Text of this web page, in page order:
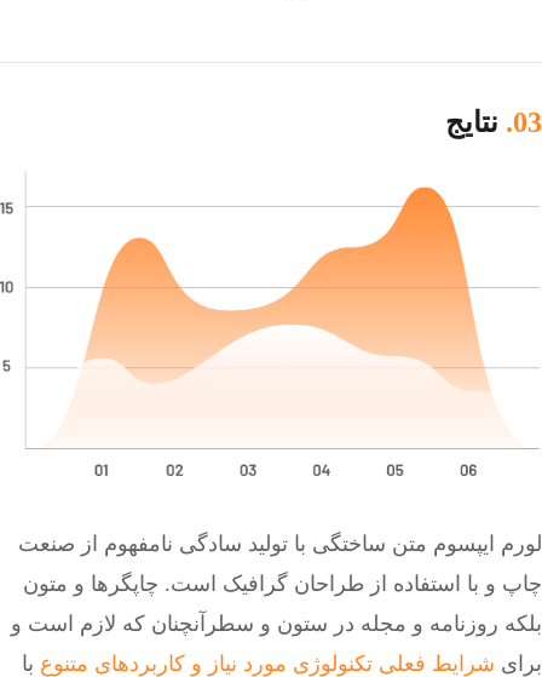
03. نتایج
لورم ایپسوم متن ساختگی با تولید سادگی نامفهوم از صنعت
چاپ و با استفاده از طراحان گرافیک است. چاپگرها و متون
بلکه روزنامه و مجله در ستون و سطرآنچنان که لازم است و
برای شرایط فعلی تکنولوژی مورد نیاز و کاربردهای متنوع با